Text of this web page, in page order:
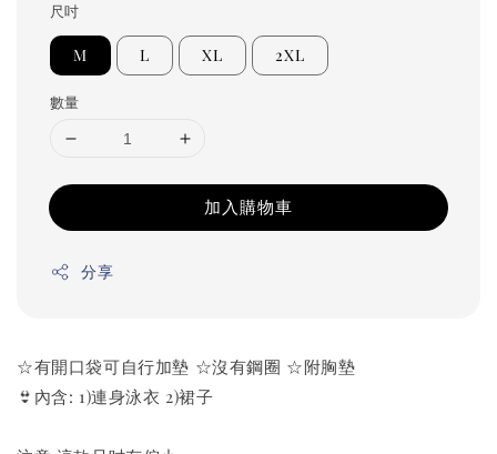
尺吋
M L XL 2XL
數量
加入購物車
分享
☆有開口袋可自行加墊 ☆沒有鋼圈 ☆附胸墊
👙內含: 1)連身泳衣 2)裙子